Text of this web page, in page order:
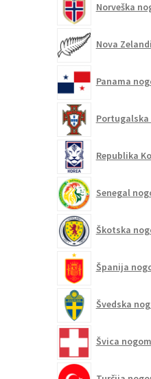
Norveška
Nova
Panama
Portugalska
Republika
Senegal
Škotska
Španija
Švedska
Švica